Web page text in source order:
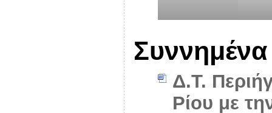
Συννημένα
Δ.Τ.
Ρίου με